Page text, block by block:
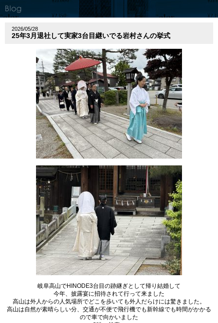
2026/05/28
25年3月退社して実家3台目継いでる岩村さんの挙式
岐阜高山でHINODE3台目の跡継ぎとして帰り結婚して
今年、披露宴に招待されて行って来ました
高山は外人からの人気場所でどこを歩いても外人だらけには驚きました。
高山は自然が素晴らしい分、交通が不便で飛行機でも新幹線でも時間がかかる
ので車で向かいました